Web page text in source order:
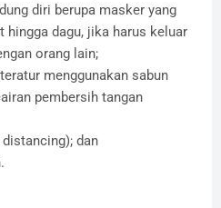
diri berupa masker yang
hingga dagu, jika harus keluar
orang lain;
menggunakan sabun
pembersih tangan
dan